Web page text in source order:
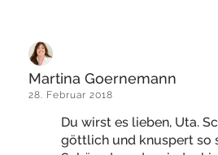
Martina Goernemann
28. Februar 2018
Du wirst es lieben, Uta.
göttlich und knuspert so